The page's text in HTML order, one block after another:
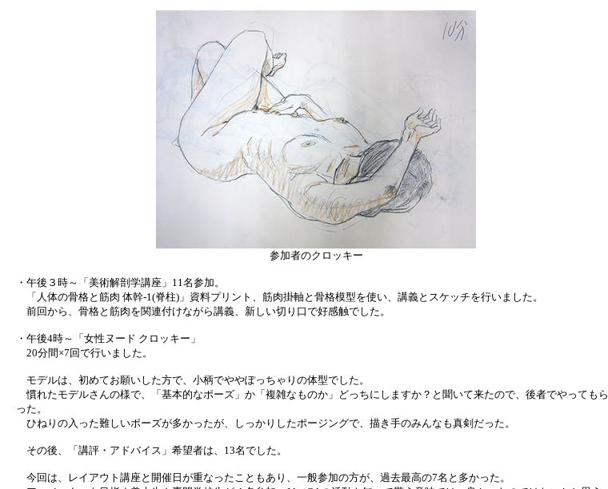
参加者のクロッキー
・午後３時～「美術解剖学講座」11名参加。
「人体の骨格と筋肉 体幹-1(脊柱)」資料プリント、筋肉掛軸と骨格模型を使い、講義とスケッチを行いました。
前回から、骨格と筋肉を関連付けながら講義、新しい切り口で好感触でした。
・午後4時～「女性ヌード クロッキー」
20分間×7回で行いました。
モデルは、初めてお願いした方で、小柄でややぽっちゃりの体型でした。
慣れたモデルさんの様で、「基本的なポーズ」か「複雑なものか」どっちにしますか？と聞いて来たので、後者でやってもら
った。
ひねりの入った難しいポーズが多かったが、しっかりしたポージングで、描き手のみんなも真剣だった。
その後、「講評・アドバイス」希望者は、13名でした。
今回は、レイアウト講座と開催日が重なったこともあり、一般参加の方が、過去最高の7名と多かった。